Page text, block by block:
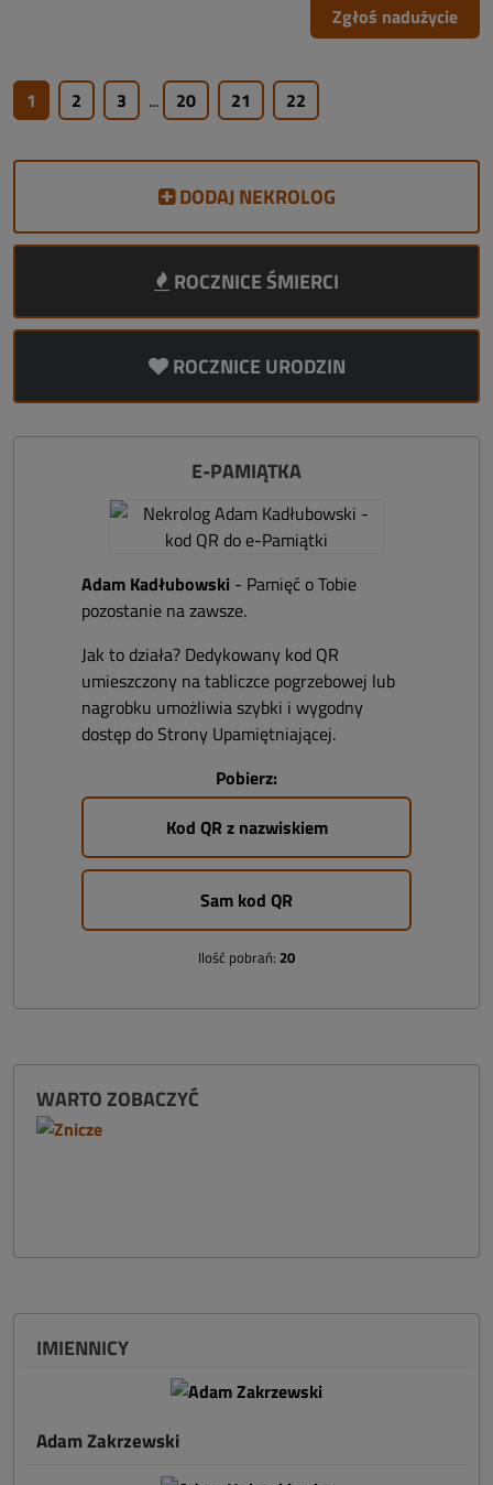
Zgłoś nadużycie
1 2 3 ... 20 21 22
DODAJ NEKROLOG
ROCZNICE ŚMIERCI
ROCZNICE URODZIN
E-PAMIĄTKA
Adam Kadłubowski - Pamięć o Tobie
pozostanie na zawsze.
Jak to działa? Dedykowany kod QR
umieszczony na tabliczce pogrzebowej lub
nagrobku umożliwia szybki i wygodny
dostęp do Strony Upamiętniającej.
Pobierz:
Kod QR z nazwiskiem
Sam kod QR
Ilość pobrań: 20
WARTO ZOBACZYĆ
IMIENNICY
Adam Zakrzewski